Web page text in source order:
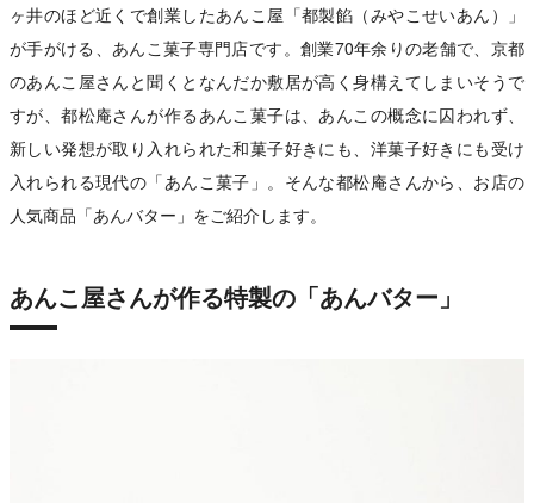
ヶ井のほど近くで創業したあんこ屋「都製餡（みやこせいあん）」
が手がける、あんこ菓子専門店です。創業70年余りの老舗で、京都
のあんこ屋さんと聞くとなんだか敷居が高く身構えてしまいそうで
すが、都松庵さんが作るあんこ菓子は、あんこの概念に囚われず、
新しい発想が取り入れられた和菓子好きにも、洋菓子好きにも受け
入れられる現代の「あんこ菓子」。そんな都松庵さんから、お店の
人気商品「あんバター」をご紹介します。
あんこ屋さんが作る特製の「あんバター」